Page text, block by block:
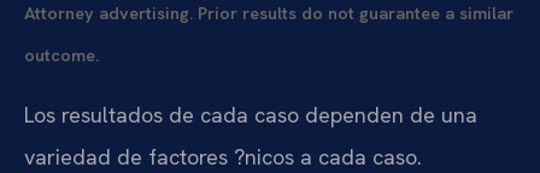
Attorney advertising. Prior results do not guarantee a similar
outcome.
Los resultados de cada caso dependen de una
variedad de factores ?nicos a cada caso.